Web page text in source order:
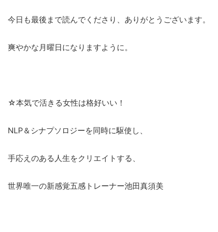
今日も最後まで読んでくださり、ありがとうございます。
爽やかな月曜日になりますように。
☆本気で活きる女性は格好いい！
NLP＆シナプソロジーを同時に駆使し、
手応えのある人生をクリエイトする、
世界唯一の新感覚五感トレーナー池田真須美